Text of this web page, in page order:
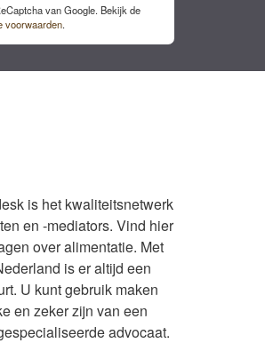
van Google. Bekijk de
voorwaarden.
is het kwaliteitsnetwerk
en -mediators. Vind hier
over alimentatie. Met
is er altijd een
U kunt gebruik maken
en zeker zijn van een
advocaat.